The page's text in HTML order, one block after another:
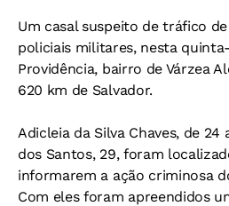
Um casal suspeito de tráfico
policiais militares, nesta
Providência, bairro de Várzea
620 km de Salvador.
Adicleia da Silva Chaves, de 24
dos Santos, 29, foram
informarem a ação criminosa
Com eles foram apreendidos